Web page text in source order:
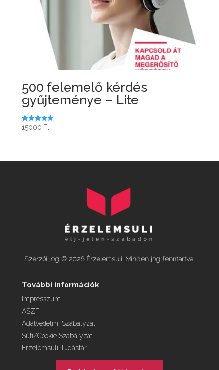
500 felemelő kérdés
gyűjteménye – Lite
Értékelés:
5.00
15000 Ft
Szerzői jog © 2026 Érzelemsuli. Minden jog fenntartva.
További információk
Impresszum
ÁSZF
Adatvédelmi Szabályzat
Süti/Cookie Szabályzat
Érzelemsuli Tudástár